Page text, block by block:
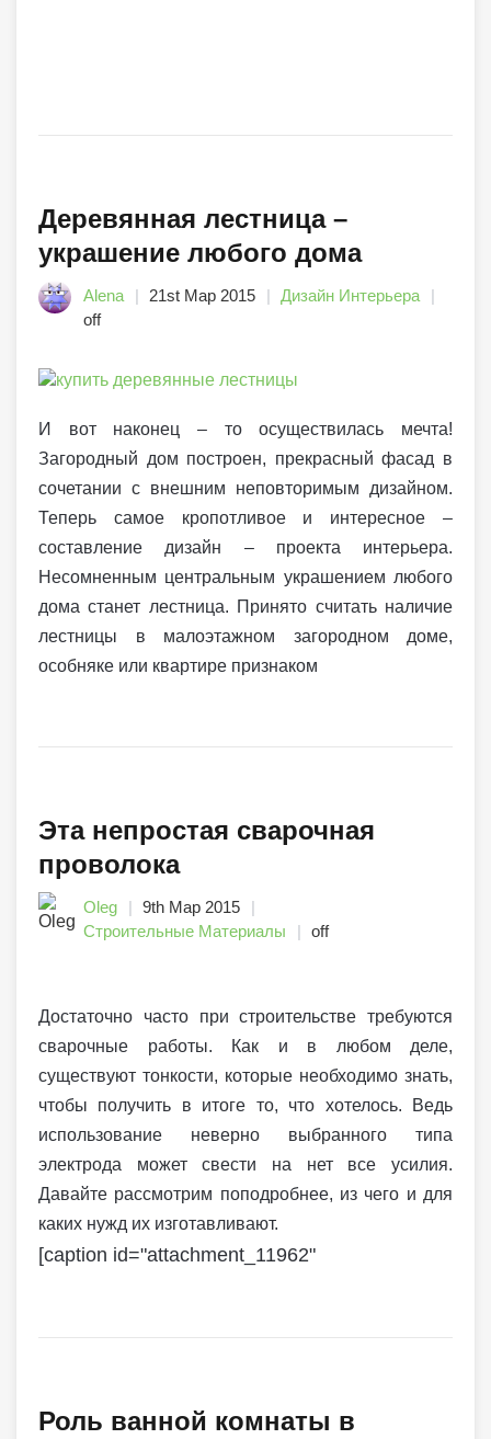
Деревянная лестница –
украшение любого дома
Alena 21st Мар 2015
Дизайн Интерьера
off
И вот наконец – то осуществилась мечта!
Загородный дом построен, прекрасный фасад в
сочетании с внешним неповторимым дизайном.
Теперь самое кропотливое и интересное –
составление дизайн – проекта интерьера.
Несомненным центральным украшением любого
дома станет лестница. Принято считать наличие
лестницы в малоэтажном загородном доме,
особняке или квартире признаком
Эта непростая сварочная
проволока
Oleg
9th Мар 2015
Строительные Материалы
off
Достаточно часто при строительстве требуются
сварочные работы. Как и в любом деле,
существуют тонкости, которые необходимо знать,
чтобы получить в итоге то, что хотелось. Ведь
использование неверно выбранного типа
электрода может свести на нет все усилия.
Давайте рассмотрим поподробнее, из чего и для
каких нужд их изготавливают.
[caption id="attachment_11962"
Роль ванной комнаты в